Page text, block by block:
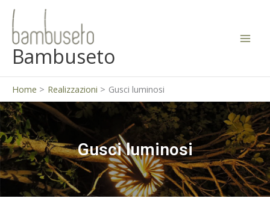
contenuto
Bambuseto
Home Realizzazioni Gusci luminosi
Gusci luminosi